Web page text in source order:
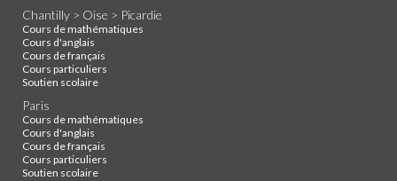
Chantilly > Oise > Picardie
Cours de mathématiques
Cours d'anglais
Cours de français
Cours particuliers
Soutien scolaire
Paris
Cours de mathématiques
Cours d'anglais
Cours de français
Cours particuliers
Soutien scolaire